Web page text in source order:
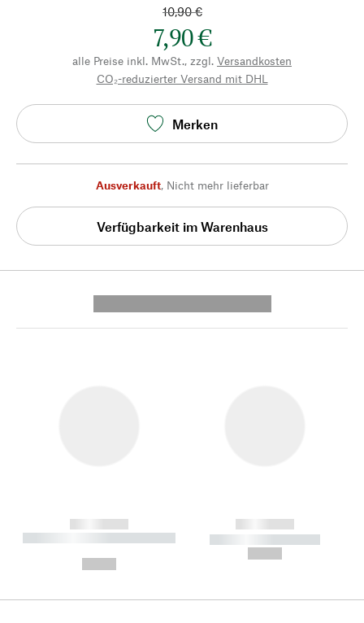
10,90 €
7,90 €
alle Preise inkl. MwSt., zzgl. Versandkosten
CO₂-reduzierter Versand mit DHL
Merken
Ausverkauft, Nicht mehr lieferbar
Verfügbarkeit im Warenhaus
------------
----------- ----------- --------
------------
----------- -----------